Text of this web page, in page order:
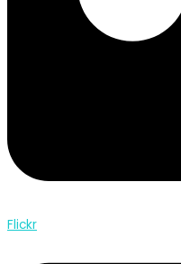
Flickr